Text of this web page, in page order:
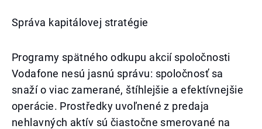
Správa kapitálovej stratégie
Programy spätného odkupu akcií spoločnosti
Vodafone nesú jasnú správu: spoločnosť sa
snaží o viac zamerané, štíhlejšie a efektívnejšie
operácie. Prostředky uvoľnené z predaja
nehlavných aktív sú čiastočne smerované na